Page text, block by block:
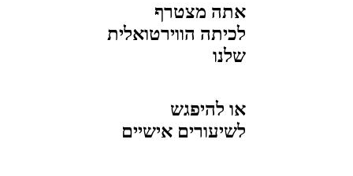
אתה מצטרף
לכיתה הווירטואלית
שלנו
או להיפגש
לשיעורים אישיים